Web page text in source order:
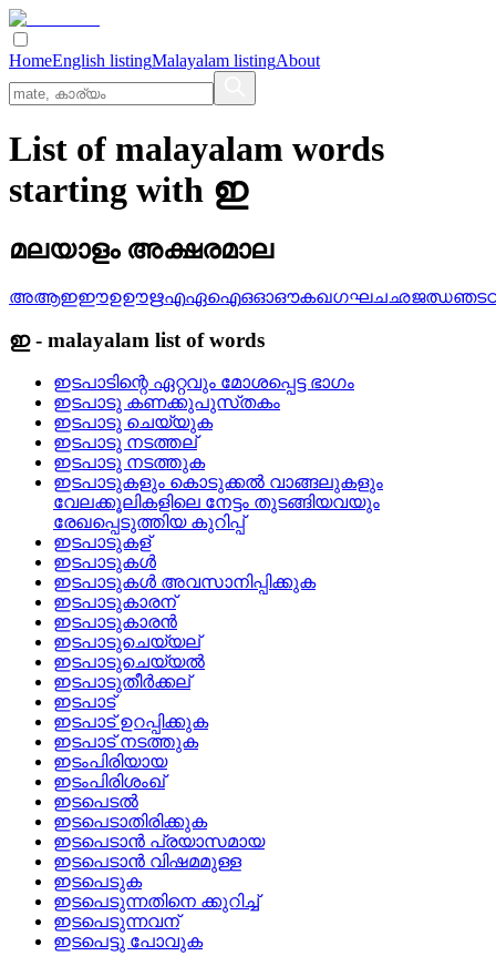
HomeEnglish listingMalayalam listingAbout
List of malayalam words
starting with ഇ
മലയാളം അക്ഷരമാല
അആഇഈഉഊഋഎഏഐഒഓഔകഖഗഘചഛജഝഞട
ഇ- malayalam list of words
ഇടപാടിന്റെ ഏറ്റവും മോശപ്പെട്ട ഭാഗം
ഇടപാടു കണക്കുപുസ്‌തകം
ഇടപാടു ചെയ്യുക
ഇടപാടു നടത്തല്
ഇടപാടു നടത്തുക
ഇടപാടുകളും കൊടുക്കല്‍ വാങ്ങലുകളും
വേലക്കൂലികളിലെ നേട്ടം തുടങ്ങിയവയും
രേഖപ്പെടുത്തിയ കുറിപ്പ്
ഇടപാടുകള്
ഇടപാടുകള്‍
ഇടപാടുകള്‍ അവസാനിപ്പിക്കുക
ഇടപാടുകാരന്
ഇടപാടുകാരന്‍
ഇടപാടുചെയ്യല്
ഇടപാടുചെയ്യല്‍
ഇടപാടുതീര്‍ക്കല്
ഇടപാട്
ഇടപാട്‌ ഉറപ്പിക്കുക
ഇടപാട്‌ നടത്തുക
ഇടംപിരിയായ
ഇടംപിരിശംഖ്
ഇടപെടല്‍
ഇടപെടാതിരിക്കുക
ഇടപെടാന്‍ പ്രയാസമായ
ഇടപെടാന്‍ വിഷമമുള്ള
ഇടപെടുക
ഇടപെടുന്നതിനെ ക്കുറിച്ച്
ഇടപെടുന്നവന്
ഇടപെട്ടു പോവുക